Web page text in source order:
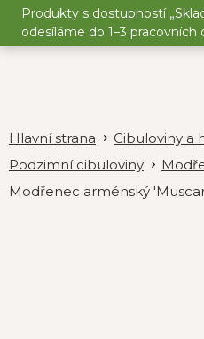
Přejít
obsah
Produkty s dostupností
odesíláme do 1–3
Cibuloviny a
Podzimní cibuloviny
Modřenec arménský